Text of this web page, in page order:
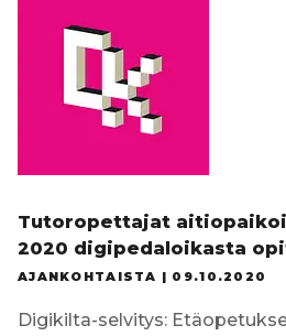
Tutoropettajat
2020 digipedaloikasta
AJANKOHTAISTA | 09.10.2020
Digikilta-selvitys: